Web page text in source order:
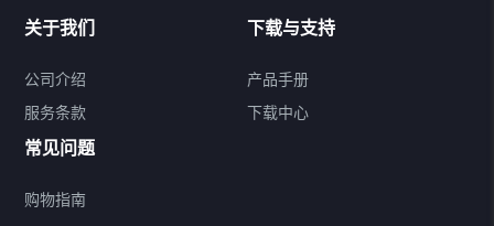
所有分类
无线音频适配器
5.1音频解码器
关于我们
公司介绍
服务条款
下载与支持
产品手册
下载中心
常见问题
购物指南